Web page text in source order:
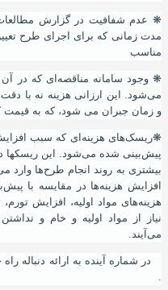
❋ عدم شفافیت در گزارش مطالعات
مدت زمانی که برای اجرای طرح
مناسب
❋ وجود سامانه مناقصه‌ای که در آن
می‌شود. این ارزانی هزینه نه با
و زمان جبران می شود ، که به قیمت
❋ریسک‌های هزینه‌ای که سبب
پیش‌بینی شده می‌شود. این ریسکها
بیشتری به روند انجام طرح‌ها
افزایش هزینه‌ها در مقایسه با
هزینه‌های مواد اولیه، افزایش
نیاز از مواد اولیه و خام و
می‌ یند.
در شماره آینده به ارائه دنباله راه